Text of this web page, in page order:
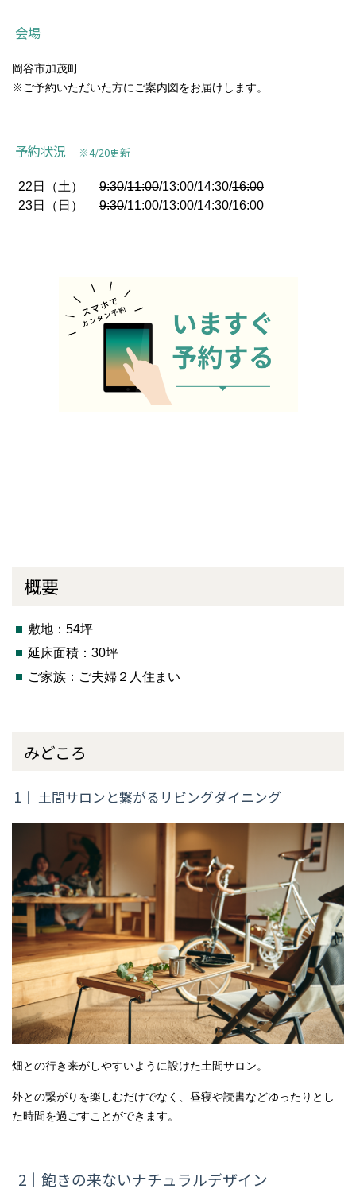
会場
岡谷市加茂町
※ご予約いただいた方にご案内図をお届けします。
予約状況 ※4/20更新
22日（土） 9:30/11:00/13:00/14:30/16:00
23日（日） 9:30/11:00/13:00/14:30/16:00
概要
敷地：54坪
延床面積：30坪
ご家族：ご夫婦２人住まい
みどころ
1｜ 土間サロンと繋がるリビングダイニング
畑との行き来がしやすいように設けた土間サロン。
外との繋がりを楽しむだけでなく、昼寝や読書などゆったりとし
た時間を過ごすことができます。
2｜飽きの来ないナチュラルデザイン